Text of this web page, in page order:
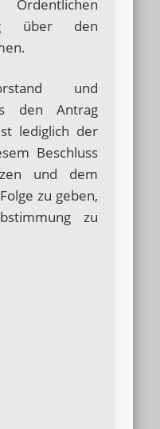
über den
und
den Antrag
lediglich der
Beschluss
und dem
zu geben,
zu